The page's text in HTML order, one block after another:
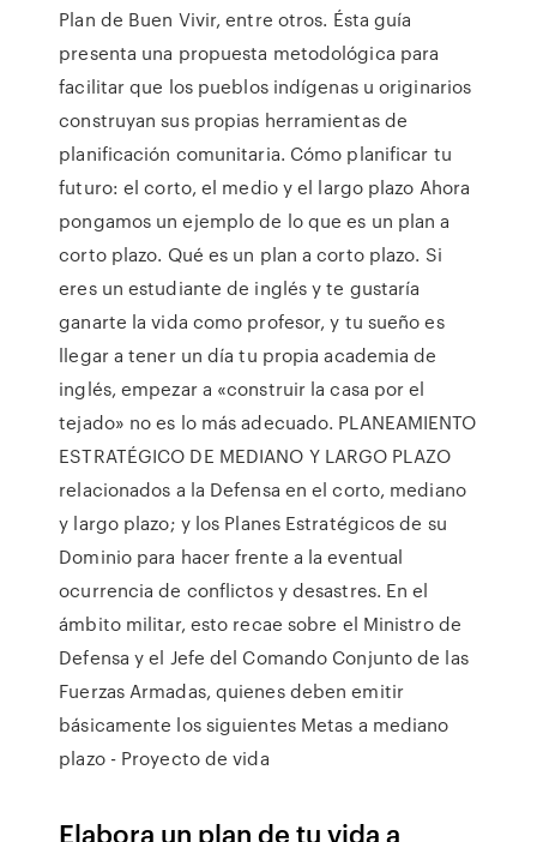
Plan de Buen Vivir, entre otros. Ésta guía
presenta una propuesta metodológica para
facilitar que los pueblos indígenas u originarios
construyan sus propias herramientas de
planificación comunitaria. Cómo planificar tu
futuro: el corto, el medio y el largo plazo Ahora
pongamos un ejemplo de lo que es un plan a
corto plazo. Qué es un plan a corto plazo. Si
eres un estudiante de inglés y te gustaría
ganarte la vida como profesor, y tu sueño es
llegar a tener un día tu propia academia de
inglés, empezar a «construir la casa por el
tejado» no es lo más adecuado. PLANEAMIENTO
ESTRATÉGICO DE MEDIANO Y LARGO PLAZO
relacionados a la Defensa en el corto, mediano
y largo plazo; y los Planes Estratégicos de su
Dominio para hacer frente a la eventual
ocurrencia de conflictos y desastres. En el
ámbito militar, esto recae sobre el Ministro de
Defensa y el Jefe del Comando Conjunto de las
Fuerzas Armadas, quienes deben emitir
básicamente los siguientes Metas a mediano
plazo - Proyecto de vida
Elabora un plan de tu vida a